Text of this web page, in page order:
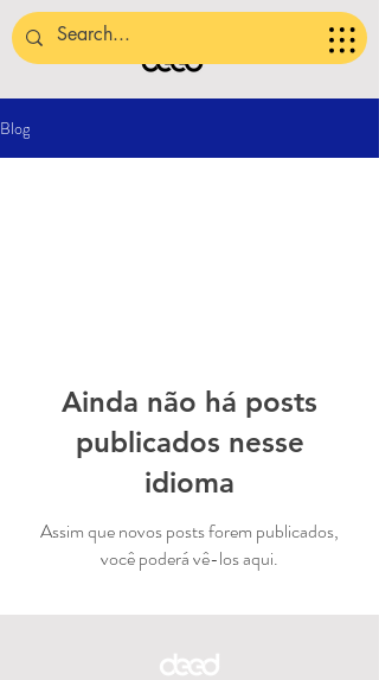
Blog
Ainda não há posts
publicados nesse
idioma
Assim que novos posts forem publicados,
você poderá vê-los aqui.